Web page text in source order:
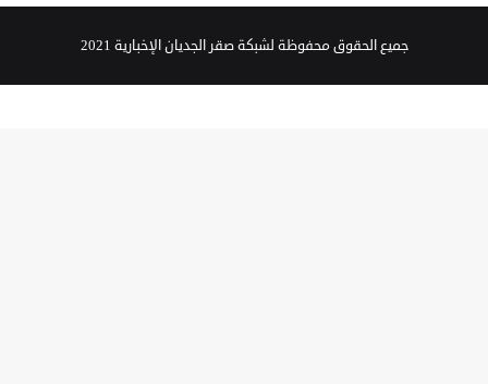
جميع الحقوق محفوظة لشبكة صقر الجديان الإخبارية 2021